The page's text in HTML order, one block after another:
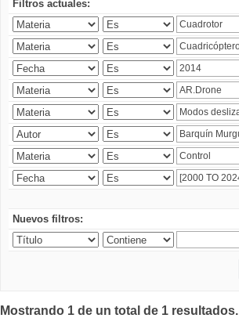
Filtros actuales:
Nuevos filtros:
Mostrando 1 de un total de 1 resultados.